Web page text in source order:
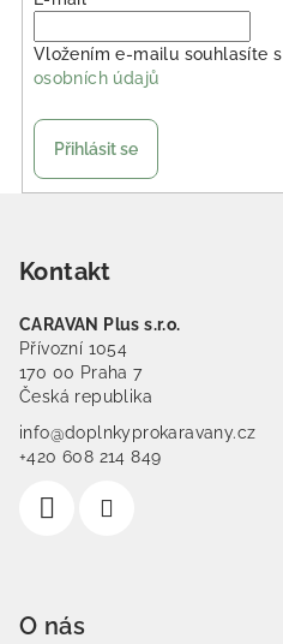
Vložením e-mailu souhlasíte s
osobních údajů
Přihlásit se
Kontakt
CARAVAN Plus s.r.o.
Přívozní 1054
170 00 Praha 7
Česká republika
info@doplnkyprokaravany.cz
+420 608 214 849
O nás